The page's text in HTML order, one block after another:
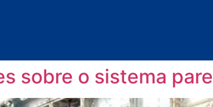
sobre o sistema